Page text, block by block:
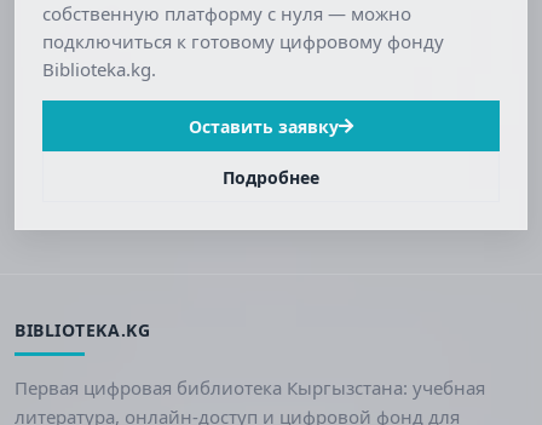
собственную платформу с нуля — можно
подключиться к готовому цифровому фонду
Biblioteka.kg.
Оставить заявку
Подробнее
BIBLIOTEKA.KG
Первая цифровая библиотека Кыргызстана: учебная
литература, онлайн-доступ и цифровой фонд для